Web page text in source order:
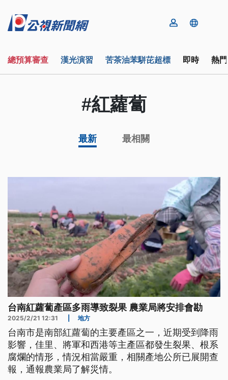
總預算審查 漢光演習 苦茶油苯駢芘超標 即時 熱
#紅蘿蔔
最新 最相關
台南紅蘿蔔產區多雨導致裂果 農業局將安排會勘
2025/2/21 12:31 地方
台南市是南部紅蘿蔔的主要產區之一，近期受到降雨
影響，佳里、將軍和西港等主產區都發生裂果、根系
腐爛的情形，情況相當嚴重，相關產地公所已展開查
報，通報農業局了解災情。